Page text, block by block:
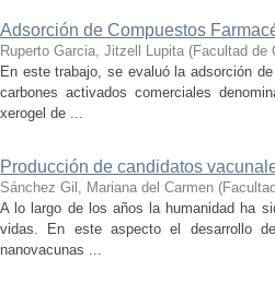
Adsorción de Compuestos
Ruperto Garcia, Jitzell Lupita (Facultad de
En este trabajo, se evaluó la adsorción
carbones activados comerciales
xerogel de ...
Producción de candidatos
Sánchez Gil, Mariana del Carmen (
A lo largo de los años la humanidad ha
vidas. En este aspecto el desarrollo
nanovacunas ...